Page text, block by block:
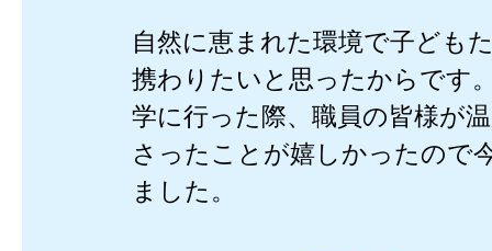
自然に恵まれた環境で子ども
携わりたいと思ったからです
学に行った際、職員の皆様が
さったことが嬉しかったので
ました。